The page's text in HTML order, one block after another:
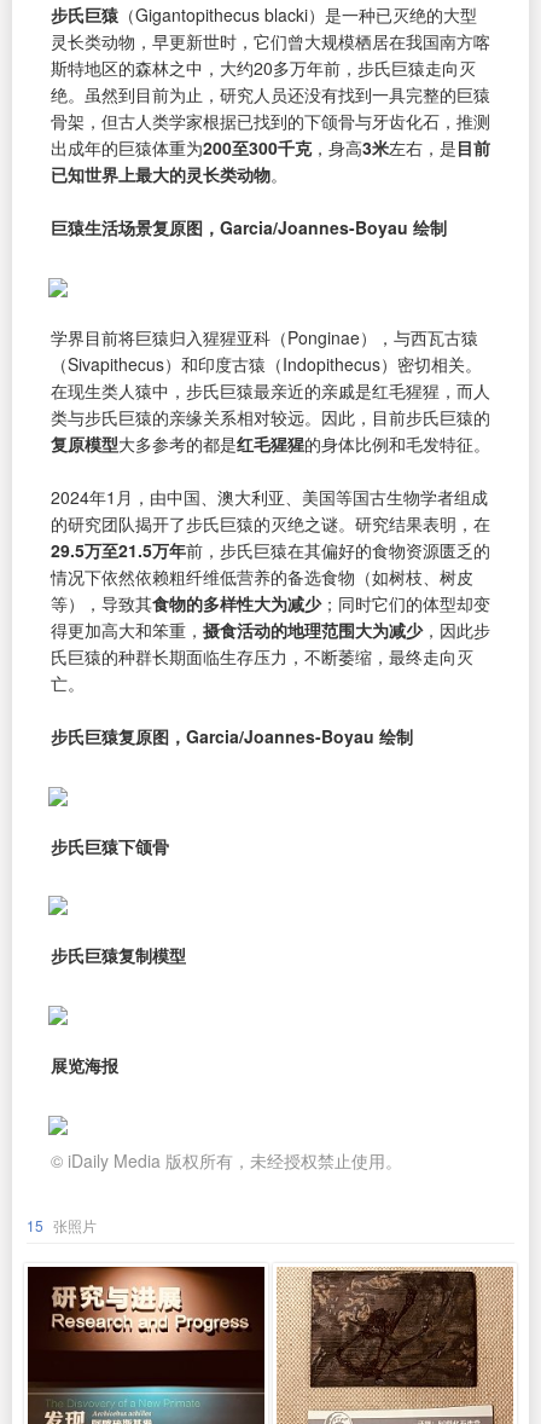
步氏巨猿 （Gigantopithecus blacki）是一种已灭绝的大型
灵长类动物，早更新世时，它们曾大规模栖居在我国南方喀
斯特地区的森林之中，大约20多万年前，步氏巨猿走向灭
绝。虽然到目前为止，研究人员还没有找到一具完整的巨猿
骨架，但古人类学家根据已找到的下颌骨与牙齿化石，推测
出成年的巨猿体重为200至300千克，身高3米左右，是目前
已知世界上最大的灵长类动物。
巨猿生活场景复原图，Garcia/Joannes-Boyau 绘制
学界目前将巨猿归入猩猩亚科（Ponginae），与西瓦古猿
（Sivapithecus）和印度古猿（Indopithecus）密切相关。
在现生类人猿中，步氏巨猿最亲近的亲戚是红毛猩猩，而人
类与步氏巨猿的亲缘关系相对较远。因此，目前步氏巨猿的
复原模型大多参考的都是红毛猩猩的身体比例和毛发特征。
2024年1月，由中国、澳大利亚、美国等国古生物学者组成
的研究团队揭开了步氏巨猿的灭绝之谜。研究结果表明，在
29.5万至21.5万年前，步氏巨猿在其偏好的食物资源匮乏的
情况下依然依赖粗纤维低营养的备选食物（如树枝、树皮
等），导致其食物的多样性大为减少；同时它们的体型却变
得更加高大和笨重， 摄食活动的地理范围大为减少，因此步
氏巨猿的种群长期面临生存压力，不断萎缩，最终走向灭
亡。
步氏巨猿复原图，Garcia/Joannes-Boyau 绘制
步氏巨猿下颌骨
步氏巨猿复制模型
展览海报
© iDaily Media 版权所有，未经授权禁止使用。
15 张照片